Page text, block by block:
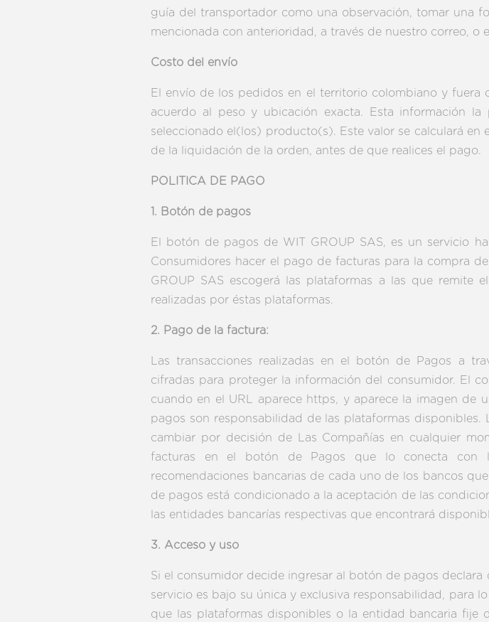
guía del transportador como una observación, tomar una
mencionada con anterioridad, a través de nuestro correo, o
Costo del envío
El envío de los pedidos en el territorio colombiano y
acuerdo al peso y ubicación exacta. Esta información
seleccionado el(los) producto(s). Este valor se calculará
de la liquidación de la orden, antes de que realices el pago.
POLITICA DE PAGO
1. Botón de pagos
El botón de pagos de WIT GROUP SAS, es un servicio
Consumidores hacer el pago de facturas para la compra
GROUP SAS escogerá las plataformas a las que remite
realizadas por éstas plataformas.
2. Pago de la factura:
Las transacciones realizadas en el botón de Pagos a
cifradas para proteger la información del consumidor. El
cuando en el URL aparece https, y aparece la imagen de
pagos son responsabilidad de las plataformas
cambiar por decisión de Las Compañías en cualquier
facturas en el botón de Pagos que lo conecta con
recomendaciones bancarias de cada uno de los bancos
de pagos está condicionado a la aceptación de las
las entidades bancarías respectivas que encontrará
3. Acceso y uso
Si el consumidor decide ingresar al botón de pagos
servicio es bajo su única y exclusiva responsabilidad, para
que las plataformas disponibles o la entidad bancaria fije